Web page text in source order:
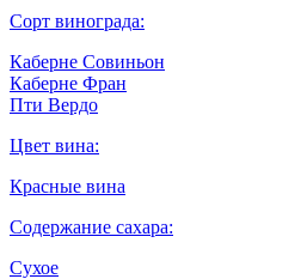
Сорт винограда:
Каберне Совиньон
Каберне Фран
Пти Вердо
Цвет вина:
Красные вина
Содержание сахара:
Сухое